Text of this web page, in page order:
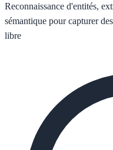
Reconnaissance d'entités,
sémantique pour capturer
libre